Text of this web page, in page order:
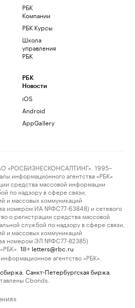
РБК
Компании
РБК Курсы
Школа
управления
РБК
РБК
Новости
iOS
Android
AppGallery
«РОСБИЗНЕСКОНСАЛТИНГ», 1995–
информационного агентства «РБК»
средства массовой информации
по надзору в сфере связи,
и массовых коммуникаций
номером ИА №ФС77-63848) и сетевого
о регистрации средства массовой
службой по надзору в сфере связи,
и массовых коммуникаций
номером ЭЛ №ФС77-82385)
18+ letters@rbc.ru
агентство «РБК».
Санкт-Петербургская биржа
Cbonds.